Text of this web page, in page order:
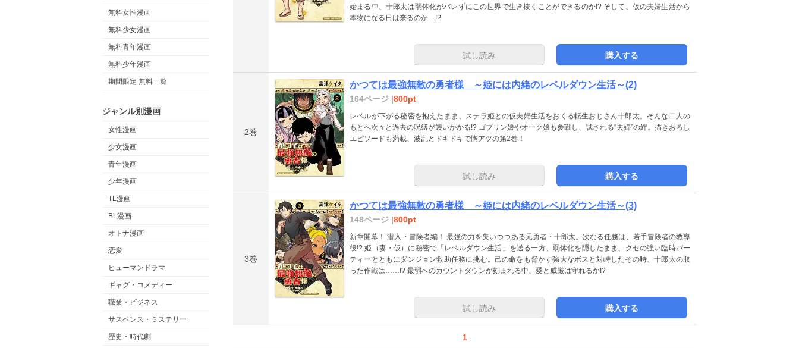
無料女性漫画
無料少女漫画
無料青年漫画
無料少年漫画
期間限定 無料一覧
ジャンル別漫画
女性漫画
少女漫画
青年漫画
少年漫画
TL漫画
BL漫画
オトナ漫画
恋愛
ヒューマンドラマ
ギャグ・コメディー
職業・ビジネス
サスペンス・ミステリー
歴史・時代劇
始まる中、十郎太は弱体化がバレずにこの世界で生き抜くことができるのか!? そして、仮の夫婦生活から
本物になる日は来るのか…!?
試し読み 購入する
2巻
かつては最強無敵の勇者様 ～姫には内緒のレベルダウン生活～(2)
164ページ |800pt
レベルが下がる秘密を抱えたまま、ステラ姫との仮夫婦生活をおくる転生おじさん十郎太。そんな二人の
もとへ次々と過去の呪縛が襲いかかる!? ゴブリン娘やオーク娘も参戦し、試される“夫婦”の絆。描きおろし
エピソードも満載、波乱とドキドキで胸アツの第2巻！
試し読み 購入する
3巻
かつては最強無敵の勇者様 ～姫には内緒のレベルダウン生活～(3)
148ページ |800pt
新章開幕！ 潜入・冒険者編！ 最強の力を失いつつある元勇者・十郎太。次なる任務は、若手冒険者の教導
役!? 姫（妻・仮）に秘密で「レベルダウン生活」を送る一方、弱体化を隠したまま、クセの強い臨時パー
ティーとともにダンジョン救助任務に挑む。己の命をも脅かす強大なボスと対峙したその時、十郎太の取
った作戦は……!? 最弱へのカウントダウンが刻まれる中、愛と威厳は守れるか!?
試し読み 購入する
1